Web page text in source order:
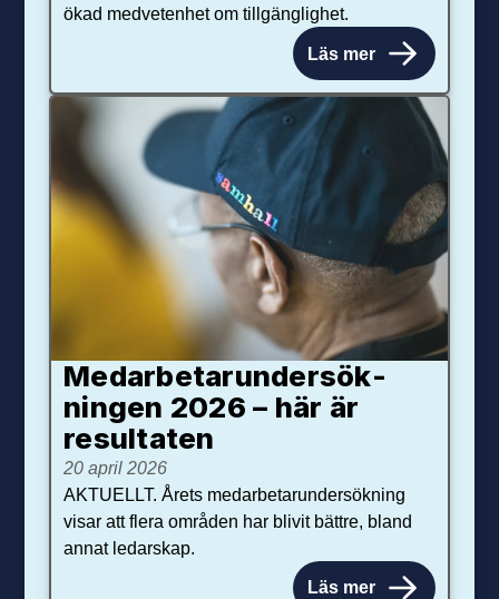
ökad medvetenhet om tillgänglighet.
Läs mer
Medarbetar­under­sök­
ningen 2026 – här är
resultaten
20 april 2026
AKTUELLT. Årets medarbetarundersökning
visar att flera områden har blivit bättre, bland
annat ledarskap.
Läs mer